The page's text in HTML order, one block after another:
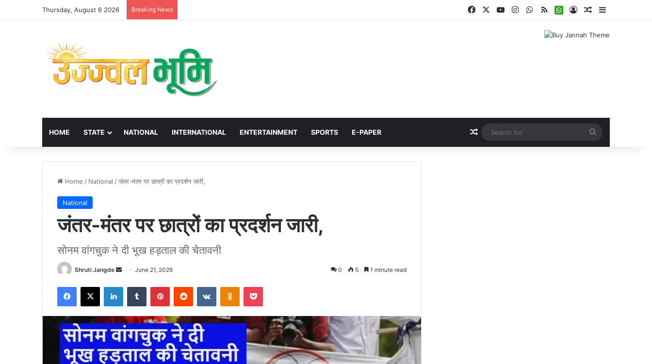
Thursday, August 6 2026 Breaking News FacebookYouTubeInstagramWhatsApp
RSS WhatsApp
Log InRandom Article
Sidebar
HOME STATE NATIONAL INTERNATIONAL ENTERTAINMENT SPORTS E-PAPER Random Article
for
Home / National /जंतर-मंतर पर छात्रों का प्रदर्शन जारी,
National
जंतर-मंतर पर छात्रों का प्रदर्शन जारी,
सोनम वांगचुक ने दी भूख हड़ताल की चेतावनी
Shruti Jangde
Send June 21, 2026 0 5 1 minute read
Facebook
X LinkedInTumblr PinterestReddit VKontakteOdnoklassniki
Pocket